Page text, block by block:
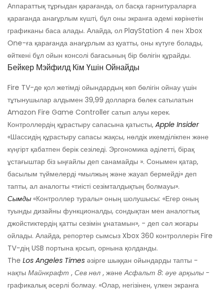
Аппараттық тұрғыдан қарағанда, ол басқа гарнитураларға
қарағанда анағұрлым күшті, бұл оны экранға әдемі көрінетін
графиканы баса алады. Алайда, ол PlayStation 4 пен Xbox
One-ға қарағанда анағұрлым аз қуатты, оны күтуге болады,
өйткені бұл ойын консолі бағасының бір бөлігін құрайды.
Бейкер Мэйфилд Кім Үшін Ойнайды
Fire TV-де қол жетімді ойындардың көп бөлігін ойнау үшін
тұтынушылар алдымен 39,99 долларға бөлек сатылатын
Amazon Fire Game Controller сатып алуы керек.
Контроллердің құрастыру сапасына қатысты, Apple Insider
«Шассидің құрастыру сапасы жақсы, нөлдік икемділікпен және
күңгірт қабатпен берік сезіледі. Эргономика әділетті, бірақ
ұстағыштар біз ыңғайлы деп санамайды ». Сонымен қатар,
басылым түймелерді «мылжың және жауап бермейді» деп
тапты, ал аналогты «тиісті сезімталдықтың болмауы».
Сымды «Контроллер туралы» оның шолушысы: «Егер оның
туынды дизайны функционалды, сондықтан мен аналогтық
джойстиктердің қатты сезімін ұнатамын», - деп сәл жоғары
ойлады. Алайда, репортер сымсыз Xbox 360 контроллерін Fire
TV-дің USB портына қосып, орнына қолданды.
The Los Angeles Times әзірге шыққан ойындарды тапты -
нақты Майнкрафт , Сев нөл , жәнеАсфальт 8: әуе арқылы -
графикалық әсерлі болмау. «Олар, негізінен, үлкен экранға